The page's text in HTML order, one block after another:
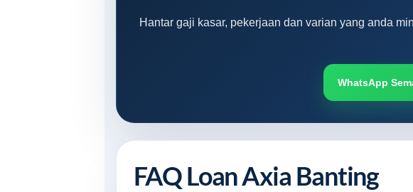
Hantar gaji kasar, pekerjaan dan varian yang anda
WhatsApp
FAQ Loan Axia Banting